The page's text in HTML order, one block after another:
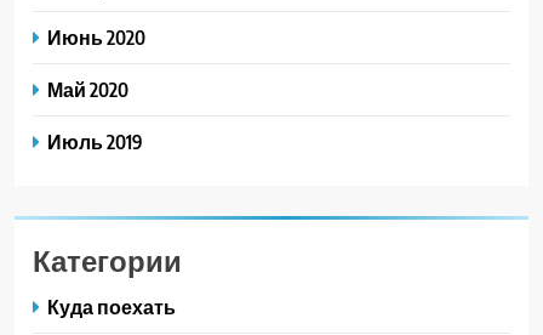
Июнь 2020
Май 2020
Июль 2019
Категории
Куда поехать